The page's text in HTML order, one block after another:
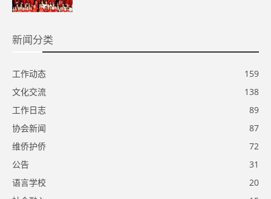
新闻分类
工作动态
159
文化交流
138
工作日志
89
协会新闻
87
维侨护侨
72
公告
31
语言学校
20